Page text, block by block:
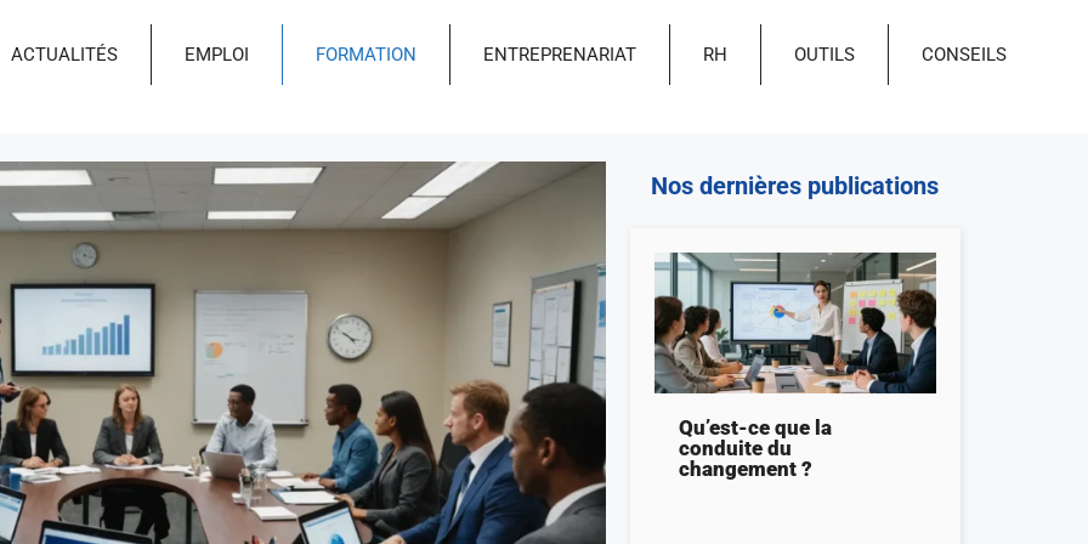
ACTUALITÉS EMPLOI FORMATION ENTREPRENARIAT RH OUTILS CONSEILS
Nos dernières publications
Qu’est-ce que la
conduite du
changement ?